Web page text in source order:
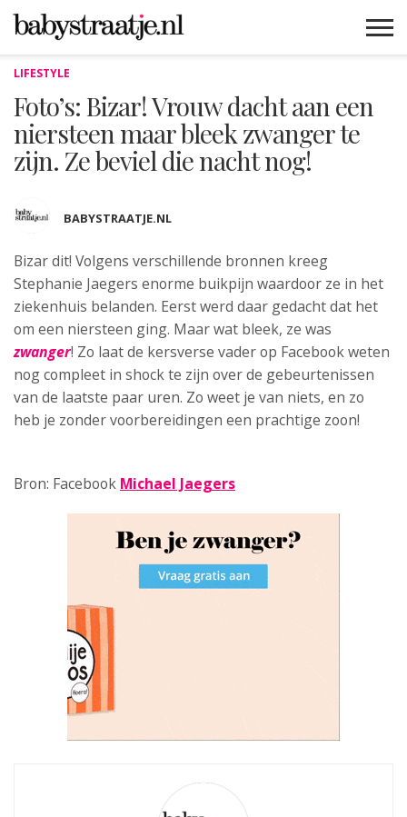
LIFESTYLE
Foto’s: Bizar! Vrouw dacht aan een
niersteen maar bleek zwanger te
zijn. Ze beviel die nacht nog!
BABYSTRAATJE.NL
Bizar dit! Volgens verschillende bronnen kreeg
Stephanie Jaegers enorme buikpijn waardoor ze in het
ziekenhuis belanden. Eerst werd daar gedacht dat het
om een niersteen ging. Maar wat bleek, ze was
zwanger! Zo laat de kersverse vader op Facebook weten
nog compleet in shock te zijn over de gebeurtenissen
van de laatste paar uren. Zo weet je van niets, en zo
heb je zonder voorbereidingen een prachtige zoon!
Bron: Facebook Michael Jaegers